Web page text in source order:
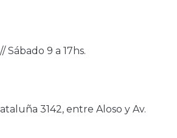
Sábado 9 a 17hs.
3142, entre Aloso y Av.